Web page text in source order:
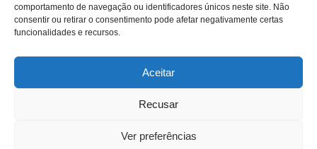
comportamento de navegação ou identificadores únicos neste site. Não
consentir ou retirar o consentimento pode afetar negativamente certas
funcionalidades e recursos.
Aceitar
Recusar
Ver preferências
Li e concordo com a
Obtenha um Orçamento
Obtenha um Orçamento